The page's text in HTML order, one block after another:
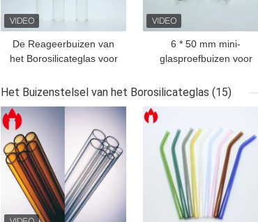
De Reageerbuizen van
het Borosilicateglas voor
6 * 50 mm mini-
glasproefbuizen voor
Het Buizenstelsel van het Borosilicateglas (15)
BESTE PRIJS BESTE PRIJS